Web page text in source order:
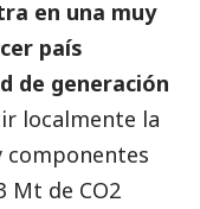
en una muy
país
de generación
localmente la
componentes
Mt de CO2